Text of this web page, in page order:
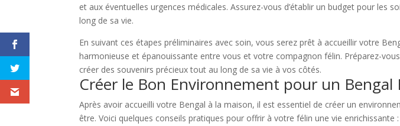
et aux éventuelles urgences médicales. Assurez-vous d’établir un budget pour
long de sa vie.
En suivant ces étapes préliminaires avec soin, vous serez prêt à accueillir votre
harmonieuse et épanouissante entre vous et votre compagnon félin. Préparez-
créer des souvenirs précieux tout au long de sa vie à vos côtés.
Créer le Bon Environnement pour un Bengal
Après avoir accueilli votre Bengal à la maison, il est essentiel de créer un
être. Voici quelques conseils pratiques pour offrir à votre félin une vie enrichissante :